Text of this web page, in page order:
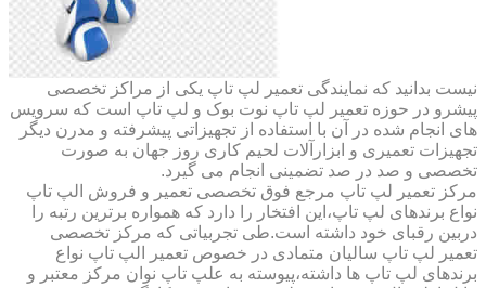
نیست بدانید که نمایندگی تعمیر لپ تاپ یکی از مراکز تخصصی
پیشرو در حوزه تعمیر لپ تاپ نوت بوک و لپ تاپ است که سرویس
های انجام شده در آن با استفاده از تجهیزاتی پیشرفته و مدرن دیگر
تجهیزات تعمیری و ابزارآلات لحیم کاری روز جهان به صورت
تخصصی و صد در صد تضمینی انجام می گیرد.
مرکز تعمیر لپ تاپ مرجع فوق تخصصی تعمیر و فروش الپ تاپ
نواع برندهای لپ تاپ،این افتخار را دارد که همواره برترین رتبه را
دربین رقبای خود داشته است.طی تجربیاتی که مرکز تخصصی
تعمیر لپ تاپ سالیان متمادی در خصوص تعمیر الپ تاپ نواع
برندهای لپ تاپ ها داشته،پیوسته به علپ تاپ نوان مرکز معتبر و